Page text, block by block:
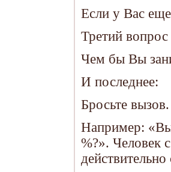
Если у Вас
Третий
Чем бы Вы
И последнее:
Бросьте вызов.
Например:
%?». Человек